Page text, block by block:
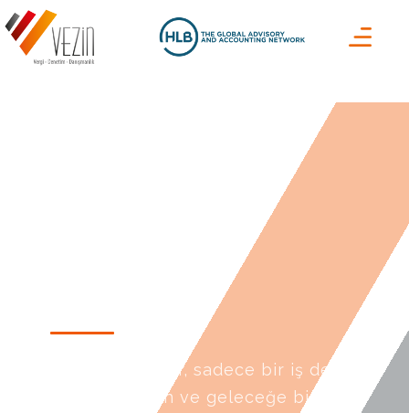
Vezin’de kariyer, sadece bir iş değil;
gelişim, güven ve geleceğe birlikte